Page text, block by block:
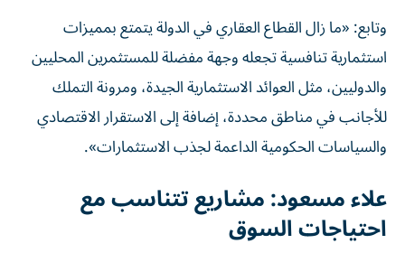
وتابع: «ما زال القطاع العقاري في الدولة يتمتع بمميزات
استثمارية تنافسية تجعله وجهة مفضلة للمستثمرين المحليين
والدوليين، مثل العوائد الاستثمارية الجيدة، ومرونة التملك
للأجانب في مناطق محددة، إضافة إلى الاستقرار الاقتصادي
والسياسات الحكومية الداعمة لجذب الاستثمارات».
علاء مسعود: مشاريع تتناسب مع
احتياجات السوق